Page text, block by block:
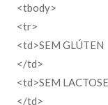
<tbody>
<tr>
<td>SEM GLÚTEN
</td>
<td>SEM LACTOSE
</td>